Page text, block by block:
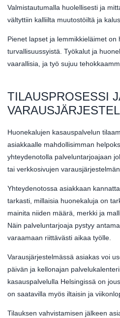
Valmistautumalla huolellisesti ja
vältyttiin kalliilta muutostöiltä ja
Pienet lapset ja lemmikkieläimet
turvallisuussyistä. Työkalut ja
vaarallisia, ja työ sujuu
TILAUSPROSESSI
Huonekalujen kasauspalvelun
asiakkaalle mahdollisimman
yhteydenotolla palveluntarjoajaan
tai verkkosivujen
Yhteydenotossa asiakkaan
tarkasti, millaisia huonekaluja on
mainita niiden määrä, merkki ja
Näin palveluntarjoaja pystyy
varaamaan riittävästi aikaa työlle.
Varausjärjestelmässä asiakas voi
päivän ja kellonajan
kasauspalvelulla Helsingissä on
on saatavilla myös iltaisin ja
Tilauksen vahvistamisen jälkeen